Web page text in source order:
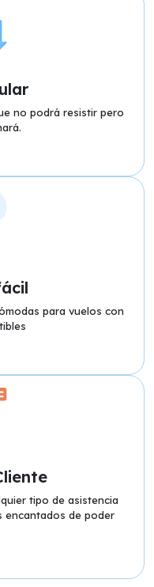
no podrá resistir pero
para vuelos con
tipo de asistencia
encantados de poder